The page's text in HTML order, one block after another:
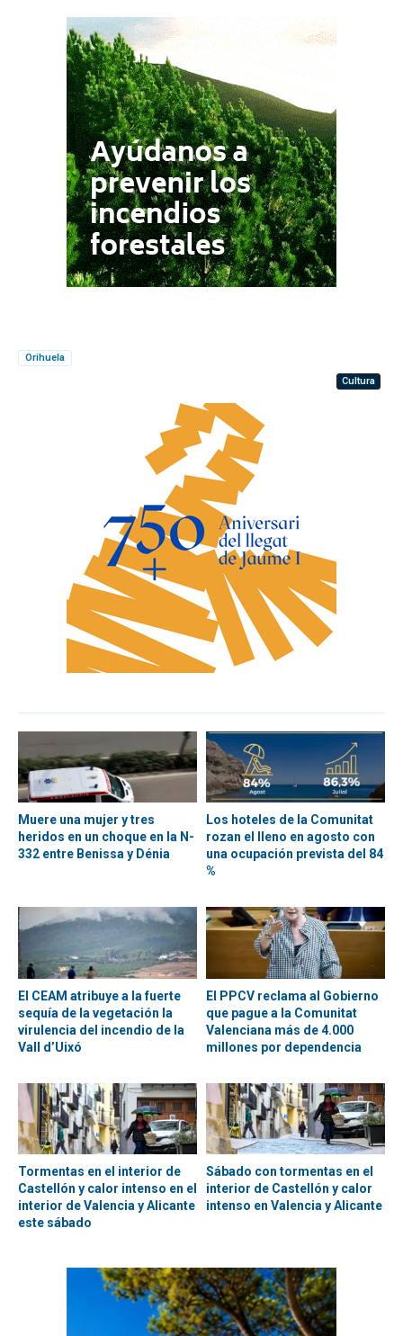
Orihuela
Cultura
Muere una mujer y tres
heridos en un choque en la N-
332 entre Benissa y Dénia
Los hoteles de la Comunitat
rozan el lleno en agosto con
una ocupación prevista del 84
%
El CEAM atribuye a la fuerte
sequía de la vegetación la
virulencia del incendio de la
Vall d’Uixó
El PPCV reclama al Gobierno
que pague a la Comunitat
Valenciana más de 4.000
millones por dependencia
Tormentas en el interior de
Castellón y calor intenso en el
interior de Valencia y Alicante
este sábado
Sábado con tormentas en el
interior de Castellón y calor
intenso en Valencia y Alicante